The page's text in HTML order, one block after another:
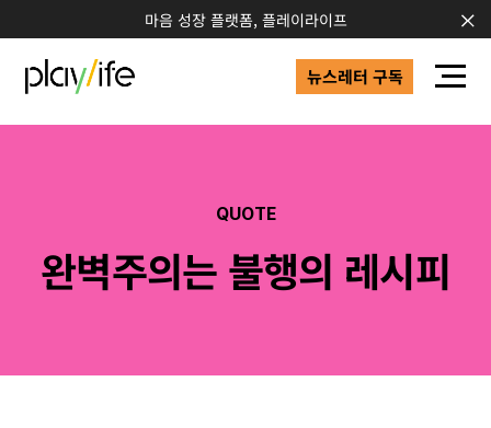
마음 성장 플랫폼, 플레이라이프
뉴스레터 구독
QUOTE
완벽주의는 불행의 레시피